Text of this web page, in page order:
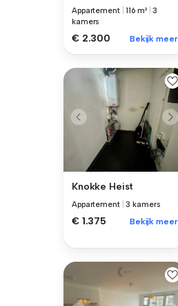
Appartement |116 m² |3
kamers
€ 2.300 Bekijk meer
Knokke Heist
Appartement |3 kamers
€ 1.375 Bekijk meer